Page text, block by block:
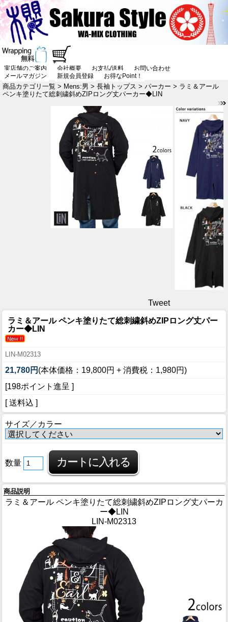
実店舗のご案内 会社概要 お支払/送料
お問い合わせ
メールマガジン
新規会員登録 お得なPoint！
商品カテゴリ一覧 > Mens:男 > 長袖トップス > パーカー > ラミ＆アール
ペンキ塗りたて総刺繍斜めZIPロング丈パーカー◆LIN
Tweet
ラミ＆アール ペンキ塗りたて総刺繍斜めZIPロング丈パー
カー◆LIN
LIN-M02313
21,780円 (本体価格：19,800円 + 消費税：1,980円)
[198ポイント進呈 ]
[ 送料込 ]
サイズ／カラー
数量
商品説明
ラミ＆アール ペンキ塗りたて総刺繍斜めZIPロング丈パーカ
ー◆LIN
LIN-M02313